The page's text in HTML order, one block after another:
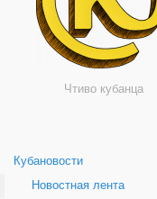
Чтиво кубанца
Кубановости
Новостная лента